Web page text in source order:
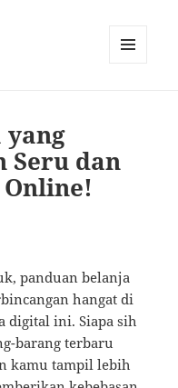
yang
Seru dan
panduan belanja
hangat di
digital ini. Siapa sih
barang terbaru
kamu tampil lebih